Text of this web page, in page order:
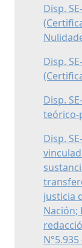
Disp.
Disp.
Disp.
teórico-
Disp.
justicia
Nación;
N°5.935